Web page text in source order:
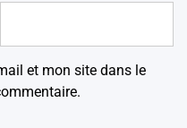
et mon site dans le